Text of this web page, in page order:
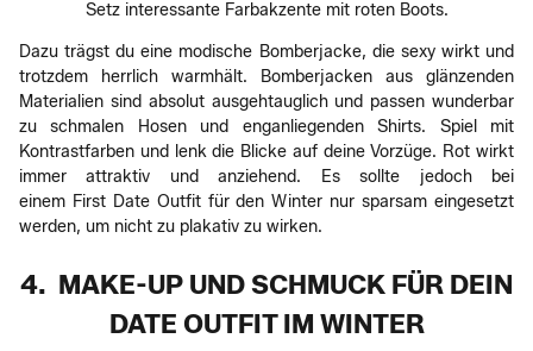
Setz interessante Farbakzente mit roten Boots.
Dazu trägst du eine modische Bomberjacke, die sexy wirkt und
trotzdem herrlich warmhält. Bomberjacken aus glänzenden
Materialien sind absolut ausgehtauglich und passen wunderbar
zu schmalen Hosen und enganliegenden Shirts. Spiel mit
Kontrastfarben und lenk die Blicke auf deine Vorzüge. Rot wirkt
immer attraktiv und anziehend. Es sollte jedoch bei
einem First Date Outfit für den Winter nur sparsam eingesetzt
werden, um nicht zu plakativ zu wirken.
4. MAKE-UP UND SCHMUCK FÜR DEIN
DATE OUTFIT IM WINTER